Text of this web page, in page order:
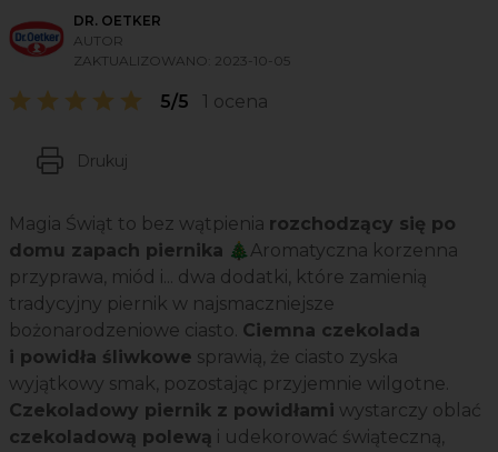
DR. OETKER
AUTOR
ZAKTUALIZOWANO: 2023-10-05
5/5 1 ocena
Drukuj
Magia Świąt to bez wątpienia rozchodzący się po
domu zapach piernika 🎄Aromatyczna korzenna
przyprawa, miód i... dwa dodatki, które zamienią
tradycyjny piernik w najsmaczniejsze
bożonarodzeniowe ciasto. Ciemna czekolada
i powidła śliwkowe sprawią, że ciasto zyska
wyjątkowy smak, pozostając przyjemnie wilgotne.
Czekoladowy piernik z powidłami wystarczy oblać
czekoladową polewą i udekorować świąteczną,